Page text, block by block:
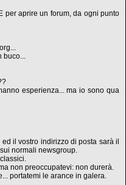
per aprire un forum, da ogni punto
buco...
esperienza... ma io sono qua
il vostro indirizzo di posta sarà il
normali newsgroup.
non preoccupatevi: non durerà.
portatemi le arance in galera.